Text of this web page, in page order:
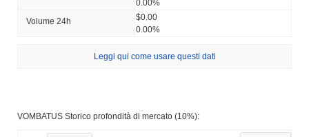
0.00%
Volume 24h
$0.00
0.00%
Leggi qui come usare questi dati
VOMBATUS Storico profondità di mercato (10%):